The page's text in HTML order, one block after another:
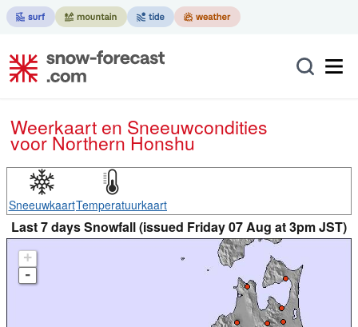
Weerkaart en Sneeuwcondities
voor Northern Honshu
SneeuwkaartTemperatuurkaart
Last 7 days Snowfall (issued Friday 07 Aug at 3pm JST)
+
-